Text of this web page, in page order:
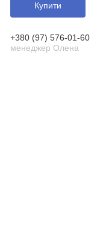
Купити
+380 (97) 576-01-60
менеджер Олена